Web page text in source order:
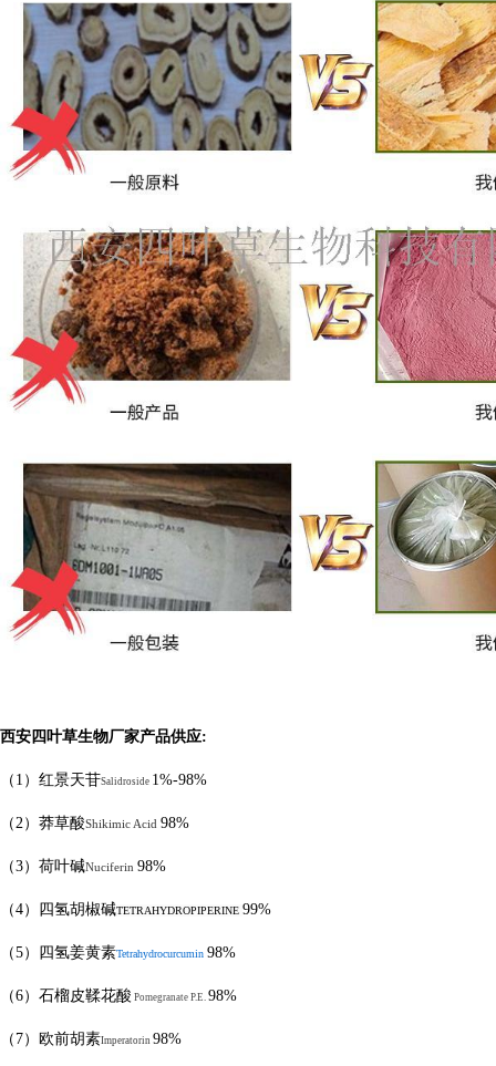
西安四叶草生物厂家产品供应:
（ 1 ）红景天苷Salidroside 1%-98%
（2）莽草酸Shikimic Acid 98%
（3）荷叶碱Nuciferin 98%
（4）四氢胡椒碱TETRAHYDROPIPERINE 99%
（5）四氢姜黄素Tetrahydrocurcumin 98%
（6）石榴皮鞣花酸 Pomegranate P.E. 98%
（ 7）欧前胡素Imperatorin 98%